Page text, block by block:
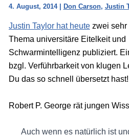
4. August, 2014 Don Carson, Justin
Justin Taylor hat heutezwei sehr
Thema universitäre Eitelkeit und
Schwarmintelligenz publiziert.
bzgl. Verführbarkeit von klugen
Du das so schnell übersetzt hast!
Robert P. George rät jungen
Auch wenn es natürlich ist